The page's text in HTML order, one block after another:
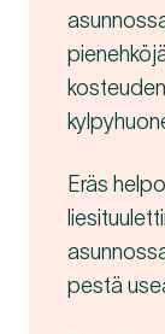
Eräs
pestä